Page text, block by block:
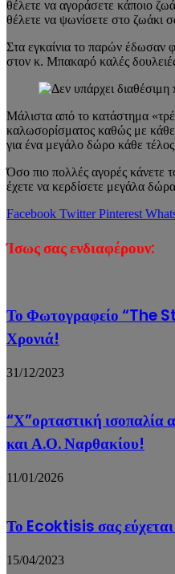
θέλετε να αγοράσετε κάποιο
θέλετε να ψωνίσετε στο ζωάκι
Στα εγκαίνια το παρών έδωσαν
στον κ. Μπακαρό καλές
Μάλιστα από το κατάστημα
καλωσορίσματος καθώς με
για ένα μεγάλο δώρο κάθε
Όσο πιο πολλές αγορές κάνετε
έχετε να κερδίσετε μεγάλα
Facebook Twitter Pinterest
Ίσως σας ενδιαφέρουν:
Το Φωτογραφείο “The
Χρονιά!
31/12/2023
“Χ”ορταστική ισοπαλία
και Α.Ο. Ναρθακίου!
11/01/2026
Το Ecoktisis σας
15/04/2023